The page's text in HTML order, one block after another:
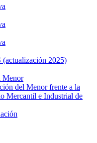
2025)
Menor
del Menor frente a la
Mercantil e Industrial de